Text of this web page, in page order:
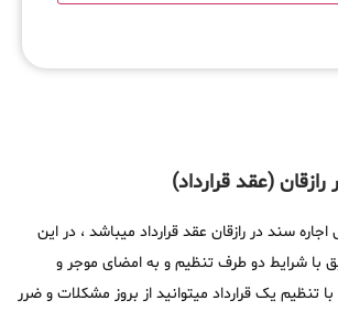
سند در رازقان عقد قرارداد میباشد ، در این
با شرایط دو طرف تنظیم و به امضای موجر و
تنظیم یک قرارداد میتوانید از بروز مشکلات و ضرر